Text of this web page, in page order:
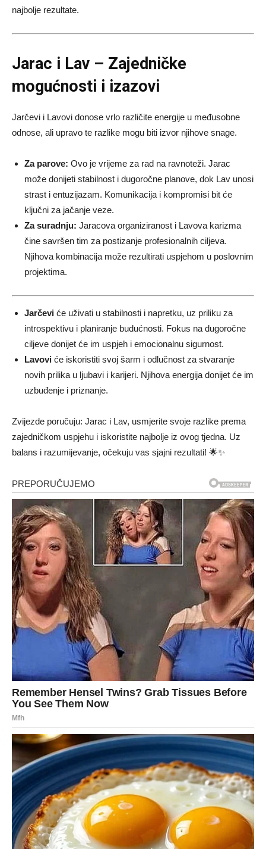
najbolje rezultate.
Jarac i Lav – Zajedničke
mogućnosti i izazovi
Jarčevi i Lavovi donose vrlo različite energije u međusobne
odnose, ali upravo te razlike mogu biti izvor njihove snage.
Za parove: Ovo je vrijeme za rad na ravnoteži. Jarac
može donijeti stabilnost i dugoročne planove, dok Lav unosi
strast i entuzijazam. Komunikacija i kompromisi bit će
ključni za jačanje veze.
Za suradnju: Jaracova organiziranost i Lavova karizma
čine savršen tim za postizanje profesionalnih ciljeva.
Njihova kombinacija može rezultirati uspjehom u poslovnim
projektima.
Jarčevi će uživati u stabilnosti i napretku, uz priliku za
introspektivu i planiranje budućnosti. Fokus na dugoročne
ciljeve donijet će im uspjeh i emocionalnu sigurnost.
Lavovi će iskoristiti svoj šarm i odlučnost za stvaranje
novih prilika u ljubavi i karijeri. Njihova energija donijet će im
uzbuđenje i priznanje.
Zvijezde poručuju: Jarac i Lav, usmjerite svoje razlike prema
zajedničkom uspjehu i iskoristite najbolje iz ovog tjedna. Uz
balans i razumijevanje, očekuju vas sjajni rezultati! 🌟✨